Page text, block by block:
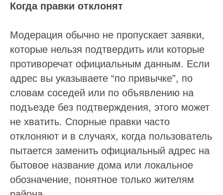
Когда правки отклонят
Модерация обычно не пропускает заявки,
которые нельзя подтвердить или которые
противоречат официальным данным. Если
адрес вы указываете “по привычке”, по
словам соседей или по объявлению на
подъезде без подтверждения, этого может
не хватить. Спорные правки часто
отклоняют и в случаях, когда пользователь
пытается заменить официальный адрес на
бытовое название дома или локальное
обозначение, понятное только жителям